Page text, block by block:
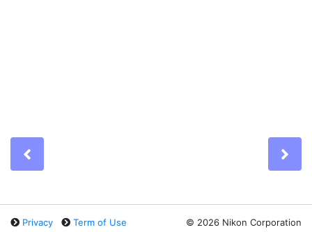
Privacy Term of Use © 2026 Nikon Corporation